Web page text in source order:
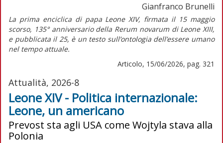
Gianfranco Brunelli
La prima enciclica di papa Leone XIV, firmata il 15 maggio
scorso, 135° anniversario della Rerum novarumdi Leone XIII,
e pubblicata il 25, è un testo sull’ontologia dell’essere umano
nel tempo attuale.
Articolo, 15/06/2026, pag. 321
Attualità, 2026-8
Leone XIV - Politica internazionale:
Leone, un americano
Prevost sta agli USA come Wojtyla stava alla
Polonia